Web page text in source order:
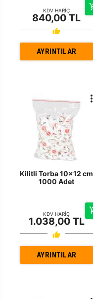
KDV HARİÇ
840,00 TL
AYRINTILAR
Kilitli Torba 10x12 cm
1000 Adet
KDV HARİÇ
1.038,00 TL
AYRINTILAR